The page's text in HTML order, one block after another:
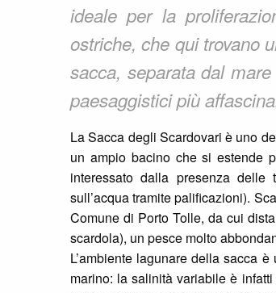
ideale per la
ostriche, che qui trovano
sacca, separata dal
paesaggistici più
La Sacca degli Scardovari è uno
un ampio bacino che si estende
interessato dalla presenza
sull’acqua tramite palificazioni).
Comune di Porto Tolle, da cui
scardola), un pesce molto
L’ambiente lagunare della sacca
marino: la salinità variabile è